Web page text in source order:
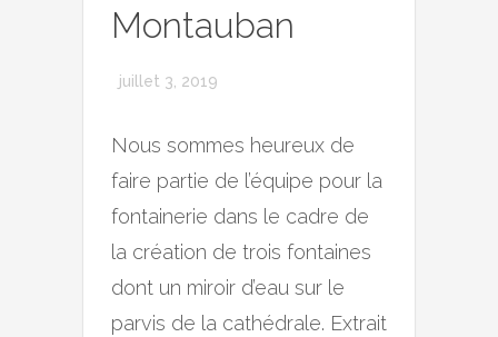
Montauban
juillet 3, 2019
Nous sommes heureux de
faire partie de l’équipe pour la
fontainerie dans le cadre de
la création de trois fontaines
dont un miroir d’eau sur le
parvis de la cathédrale. Extrait